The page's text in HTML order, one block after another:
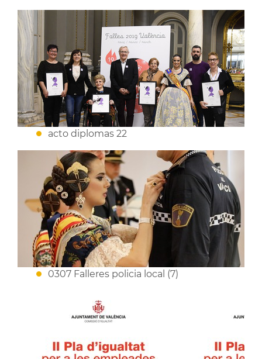
acto diplomas 22
0307 Falleres policia local (7)